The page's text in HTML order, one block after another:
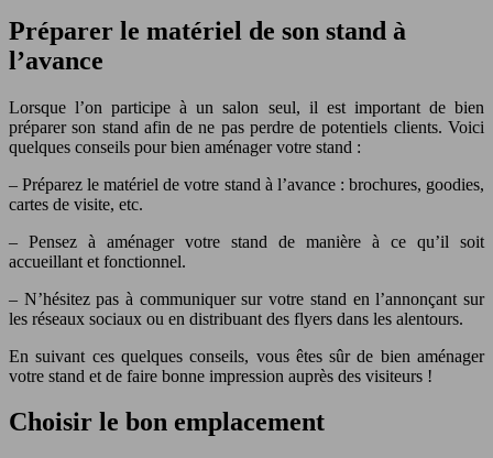
Préparer le matériel de son stand à
l’avance
Lorsque l’on participe à un salon seul, il est important de bien
préparer son stand afin de ne pas perdre de potentiels clients. Voici
quelques conseils pour bien aménager votre stand :
– Préparez le matériel de votre stand à l’avance : brochures, goodies,
cartes de visite, etc.
– Pensez à aménager votre stand de manière à ce qu’il soit
accueillant et fonctionnel.
– N’hésitez pas à communiquer sur votre stand en l’annonçant sur
les réseaux sociaux ou en distribuant des flyers dans les alentours.
En suivant ces quelques conseils, vous êtes sûr de bien aménager
votre stand et de faire bonne impression auprès des visiteurs !
Choisir le bon emplacement